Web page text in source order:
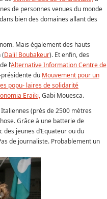
de personnes venues du monde
bien des domaines allant des
Mais également des hauts
(Dalil Boubakeur). Et enfin, des
l’Alternative Information Centre de
présidente du Mouvement pour un
popu- laires de solidarité
Eraiki,Gabi Mouesca.
(prés de 2500 mètres
Grâce à une batterie de
jeunes d’Equateur ou du
de journaliste. Probablement un